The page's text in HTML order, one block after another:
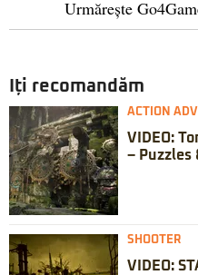
Urmărește
Iți recomandăm
ACTION
VIDEO:
– Puzzles
SHOOTER
VIDEO: